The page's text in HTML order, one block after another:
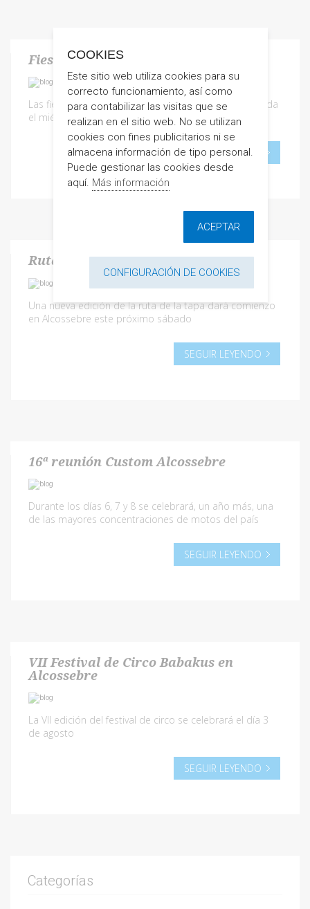
Fiestas Alcossebre
Las fiestas de Alcossebre darán el pistoletazo de salida
el miércoles 11 de septiembre
SEGUIR LEYENDO
Ruta de la Tapa: bocados de sabor
Una nueva edición de la ruta de la tapa dará comienzo
en Alcossebre este próximo sábado
SEGUIR LEYENDO
16ª reunión Custom Alcossebre
Durante los días 6, 7 y 8 se celebrará, un año más, una
de las mayores concentraciones de motos del país
SEGUIR LEYENDO
VII Festival de Circo Babakus en
Alcossebre
La VII edición del festival de circo se celebrará el día 3
de agosto
SEGUIR LEYENDO
Categorías
COOKIES
Este sitio web utiliza cookies para su
correcto funcionamiento, así como
para contabilizar las visitas que se
realizan en el sitio web. No se utilizan
cookies con fines publicitarios ni se
almacena información de tipo personal.
Puede gestionar las cookies desde
aquí. Más información
ACEPTAR
CONFIGURACIÓN DE COOKIES